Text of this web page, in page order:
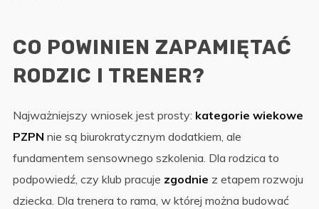
CO POWINIEN ZAPAMIĘTAĆ
RODZIC I TRENER?
Najważniejszy wniosek jest prosty: kategorie wiekowe
PZPN nie są biurokratycznym dodatkiem, ale
fundamentem sensownego szkolenia. Dla rodzica to
podpowiedź, czy klub pracuje zgodnie z etapem rozwoju
dziecka. Dla trenera to rama, w której można budować